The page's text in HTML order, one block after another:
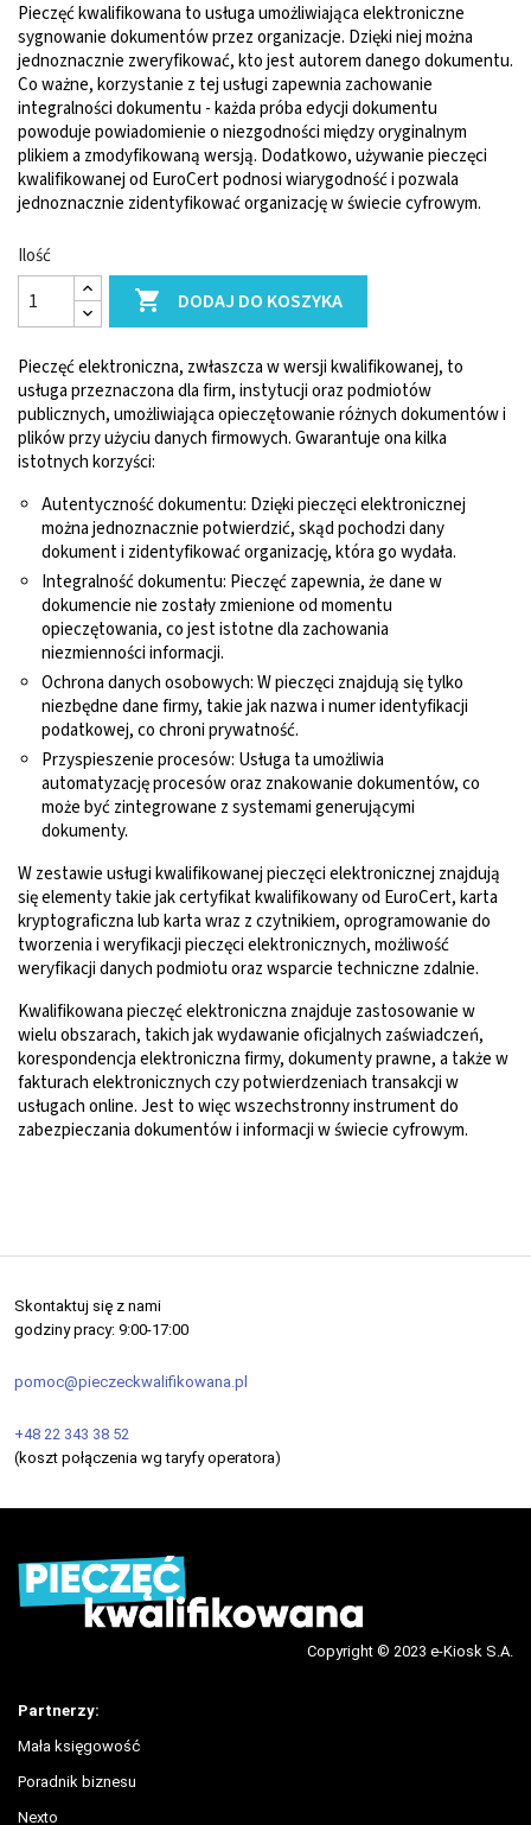
Pieczęć kwalifikowana to usługa umożliwiająca elektroniczne
sygnowanie dokumentów przez organizacje. Dzięki niej można
jednoznacznie zweryfikować, kto jest autorem danego dokumentu.
Co ważne, korzystanie z tej usługi zapewnia zachowanie
integralności dokumentu - każda próba edycji dokumentu
powoduje powiadomienie o niezgodności między oryginalnym
plikiem a zmodyfikowaną wersją. Dodatkowo, używanie pieczęci
kwalifikowanej od EuroCert podnosi wiarygodność i pozwala
jednoznacznie zidentyfikować organizację w świecie cyfrowym.
Ilość
 DODAJ DO KOSZYKA
Pieczęć elektroniczna, zwłaszcza w wersji kwalifikowanej, to
usługa przeznaczona dla firm, instytucji oraz podmiotów
publicznych, umożliwiająca opieczętowanie różnych dokumentów i
plików przy użyciu danych firmowych. Gwarantuje ona kilka
istotnych korzyści:
Autentyczność dokumentu: Dzięki pieczęci elektronicznej
można jednoznacznie potwierdzić, skąd pochodzi dany
dokument i zidentyfikować organizację, która go wydała.
Integralność dokumentu: Pieczęć zapewnia, że dane w
dokumencie nie zostały zmienione od momentu
opieczętowania, co jest istotne dla zachowania
niezmienności informacji.
Ochrona danych osobowych: W pieczęci znajdują się tylko
niezbędne dane firmy, takie jak nazwa i numer identyfikacji
podatkowej, co chroni prywatność.
Przyspieszenie procesów: Usługa ta umożliwia
automatyzację procesów oraz znakowanie dokumentów, co
może być zintegrowane z systemami generującymi
dokumenty.
W zestawie usługi kwalifikowanej pieczęci elektronicznej znajdują
się elementy takie jak certyfikat kwalifikowany od EuroCert, karta
kryptograficzna lub karta wraz z czytnikiem, oprogramowanie do
tworzenia i weryfikacji pieczęci elektronicznych, możliwość
weryfikacji danych podmiotu oraz wsparcie techniczne zdalnie.
Kwalifikowana pieczęć elektroniczna znajduje zastosowanie w
wielu obszarach, takich jak wydawanie oficjalnych zaświadczeń,
korespondencja elektroniczna firmy, dokumenty prawne, a także w
fakturach elektronicznych czy potwierdzeniach transakcji w
usługach online. Jest to więc wszechstronny instrument do
zabezpieczania dokumentów i informacji w świecie cyfrowym.
Skontaktuj się z nami
godziny pracy: 9:00-17:00
pomoc@pieczeckwalifikowana.pl
+48 22 343 38 52
(koszt połączenia wg taryfy operatora)
Copyright © 2023 e-Kiosk S.A.
Partnerzy:
Mała księgowość
Poradnik biznesu
Nexto